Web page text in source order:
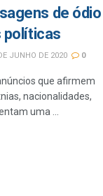
de ódio
políticas
JUNHO DE 2020 0
que afirmem
nacionalidades,
uma ...